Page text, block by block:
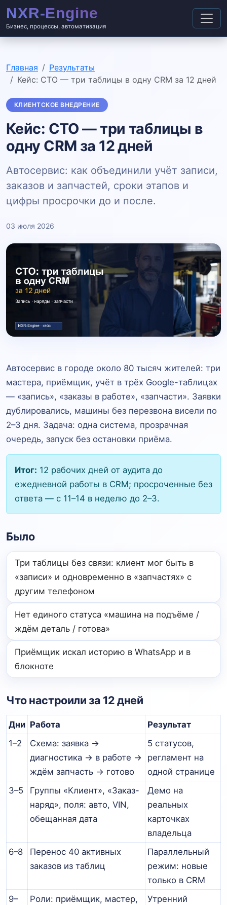
Бизнес, процессы, автоматизация
Главная
Результаты
Кейс: СТО — три таблицы в одну CRM за 12 дней
КЛИЕНТСКОЕ ВНЕДРЕНИЕ
Кейс: СТО — три таблицы в
одну CRM за 12 дней
Автосервис: как объединили учёт записи,
заказов и запчастей, сроки этапов и
цифры просрочки до и после.
03 июля 2026
Автосервис в городе около 80 тысяч жителей: три
мастера, приёмщик, учёт в трёх Google-таблицах
— «запись», «заказы в работе», «запчасти». Заявки
дублировались, машины без перезвона висели по
2–3 дня. Задача: одна система, прозрачная
очередь, запуск без остановки приёма.
Итог: 12 рабочих дней от аудита до
ежедневной работы в CRM; просроченные без
ответа — с 11–14 в неделю до 2–3.
Было
Три таблицы без связи: клиент мог быть в
«записи» и одновременно в «запчастях» с
другим телефоном
Нет единого статуса «машина на подъёме /
ждём деталь / готова»
Приёмщик искал историю в WhatsApp и в
блокноте
Что настроили за 12 дней
Дни Работа
Результат
1–2
Схема: заявка →
диагностика → в работе →
ждём запчасть → готово
5 статусов,
регламент на
одной странице
3–5
Группы «Клиент», «Заказ-
наряд», поля: авто, VIN,
обещанная дата
Демо на
реальных
карточках
владельца
6–8
Перенос 40 активных
заказов из таблиц
Параллельный
режим: новые
только в CRM
9–
Роли: приёмщик, мастер,
Утренний